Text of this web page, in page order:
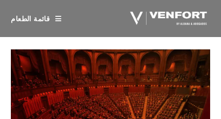
قائمة الطعام